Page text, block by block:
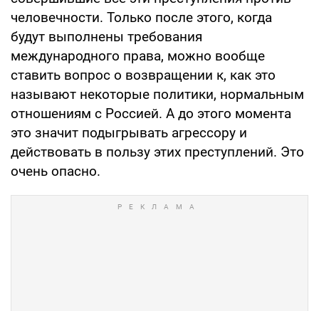
человечности. Только после этого, когда
будут выполнены требования
международного права, можно вообще
ставить вопрос о возвращении к, как это
называют некоторые политики, нормальным
отношениям с Россией. А до этого момента
это значит подыгрывать агрессору и
действовать в пользу этих преступлений. Это
очень опасно.